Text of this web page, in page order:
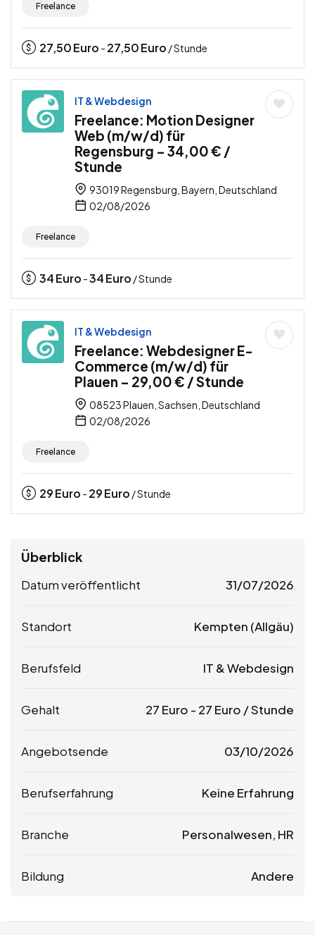
Freelance
27,50Euro - 27,50Euro / Stunde
IT & Webdesign
Freelance: Motion Designer
Web (m/w/d) für
Regensburg – 34,00 € /
Stunde
93019 Regensburg, Bayern, Deutschland
02/08/2026
Freelance
34Euro -34Euro / Stunde
IT & Webdesign
Freelance: Webdesigner E-
Commerce (m/w/d) für
Plauen – 29,00 € / Stunde
08523 Plauen, Sachsen, Deutschland
02/08/2026
Freelance
29Euro - 29Euro / Stunde
Überblick
Datum veröffentlicht 31/07/2026
Standort Kempten (Allgäu)
Berufsfeld IT & Webdesign
Gehalt 27 Euro - 27 Euro / Stunde
Angebotsende 03/10/2026
Berufserfahrung Keine Erfahrung
Branche Personalwesen, HR
Bildung Andere